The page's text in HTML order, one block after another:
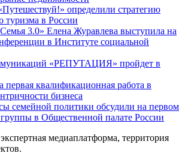
определили стратегию
туризма в России
3.0» Елена Журавлева выступила на
в Институте социальной
«РЕПУТАЦИЯ» пройдет в
квалификационная работа в
бизнеса
семейной политики обсудили на первом
группы в Общественной палате России
медиаплатформа, территория